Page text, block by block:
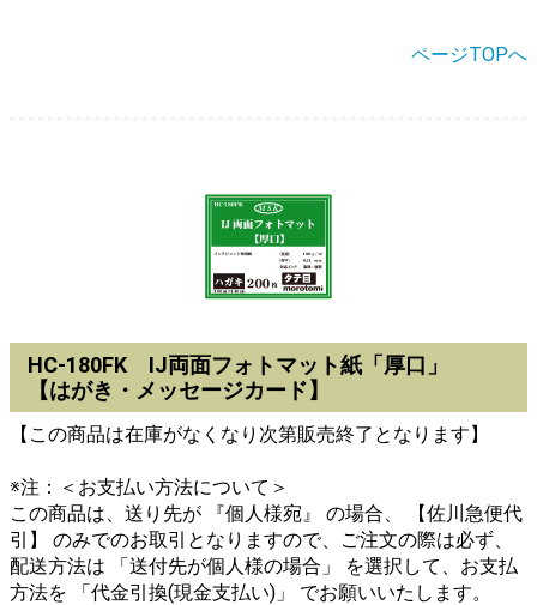
ページTOPへ
HC-180FK IJ両面フォトマット紙「厚口」
【はがき・メッセージカード】
【この商品は在庫がなくなり次第販売終了となります】
※注：＜お支払い方法について＞
この商品は、送り先が 『個人様宛』 の場合、 【佐川急便代
引】 のみでのお取引となりますので、ご注文の際は必ず、
配送方法は 「送付先が個人様の場合」 を選択して、お支払
方法を 「代金引換(現金支払い)」 でお願いいたします。